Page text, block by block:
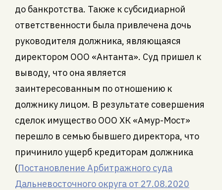
до банкротства. Также к субсидиарной
ответственности была привлечена дочь
руководителя должника, являющаяся
директором ООО «Антанта». Суд пришел к
выводу, что она является
заинтересованным по отношению к
должнику лицом. В результате совершения
сделок имущество ООО ХК «Амур-Мост»
перешло в семью бывшего директора, что
причинило ущерб кредиторам должника
(Постановление Арбитражного суда
Дальневосточного округа от 27.08.2020